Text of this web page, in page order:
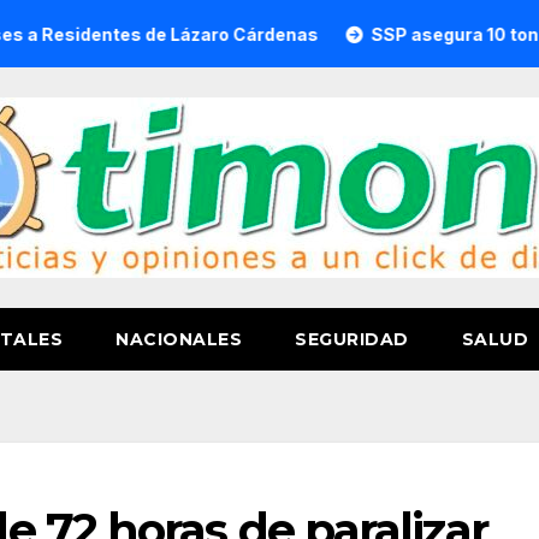
de Lázaro Cárdenas SSP asegura 10 toneladas de
NACIONALES SEGURIDAD SALUD